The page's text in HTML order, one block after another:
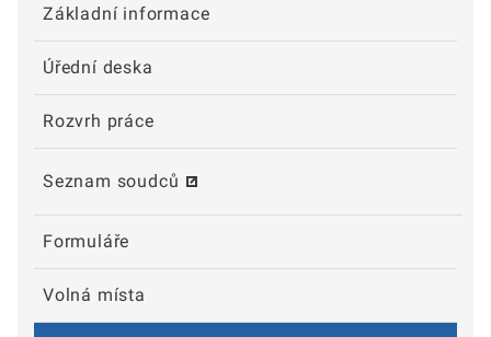
Základní informace
Úřední deska
Rozvrh práce
Seznam soudců
Formuláře
Volná místa